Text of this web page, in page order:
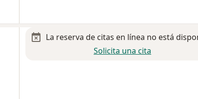
La reserva de citas en línea no está
Solicita una cita